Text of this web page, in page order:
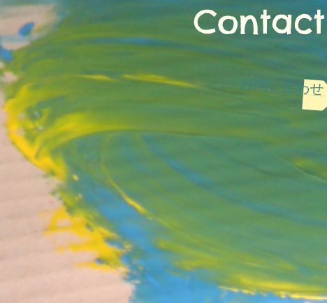
Contact
お問い合わせ